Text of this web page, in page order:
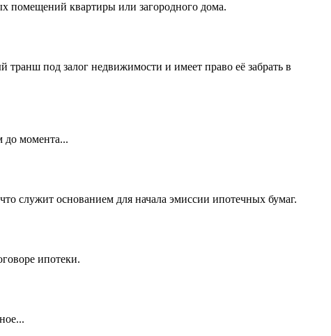
помещений квартиры или загородного дома.
под залог недвижимости и имеет право её забрать в
до момента...
служит основанием для начала эмиссии ипотечных бумаг.
ипотеки.